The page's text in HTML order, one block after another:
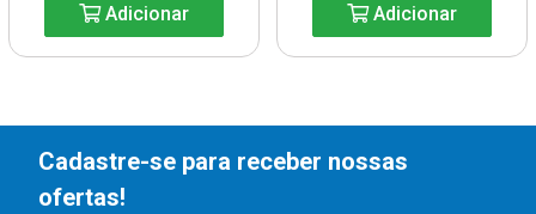
Adicionar Adicionar
Cadastre-se para receber nossas
ofertas!